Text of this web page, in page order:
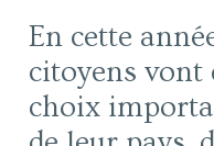
En cette
citoyens vont
choix